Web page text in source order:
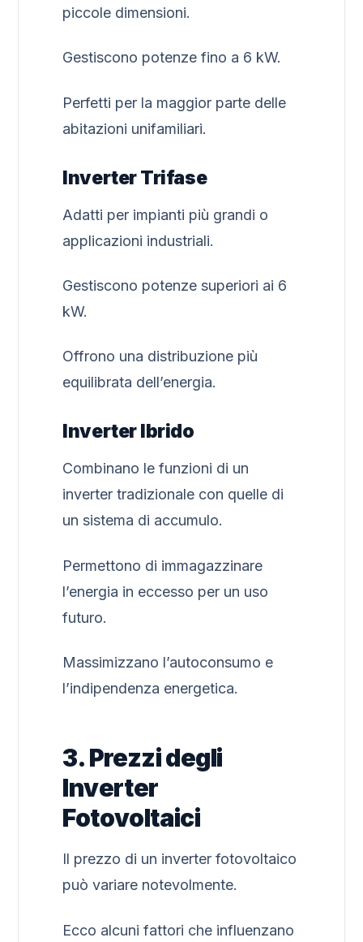
piccole dimensioni.
Gestiscono potenze fino a 6 kW.
Perfetti per la maggior parte delle
abitazioni unifamiliari.
Inverter Trifase
Adatti per impianti più grandi o
applicazioni industriali.
Gestiscono potenze superiori ai 6
kW.
Offrono una distribuzione più
equilibrata dell’energia.
Inverter Ibrido
Combinano le funzioni di un
inverter tradizionale con quelle di
un sistema di accumulo.
Permettono di immagazzinare
l’energia in eccesso per un uso
futuro.
Massimizzano l’autoconsumo e
l’indipendenza energetica.
3. Prezzi degli
Inverter
Fotovoltaici
Il prezzo di un inverter fotovoltaico
può variare notevolmente.
Ecco alcuni fattori che influenzano